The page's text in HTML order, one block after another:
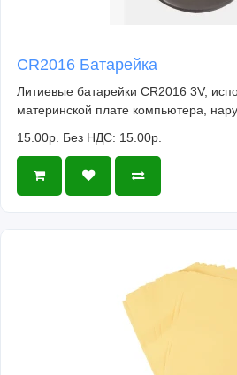
CR2016 Батарейка
Литиевые батарейки CR2016 3V,
материнской плате компьютера,
15.00р. Без НДС: 15.00р.